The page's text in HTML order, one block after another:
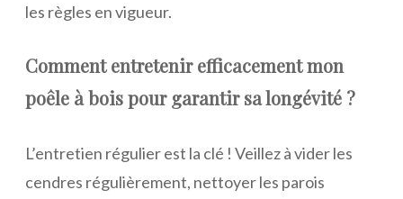
les règles en vigueur.
Comment entretenir efficacement mon
poêle à bois pour garantir sa longévité ?
L’entretien régulier est la clé ! Veillez à vider les
cendres régulièrement, nettoyer les parois